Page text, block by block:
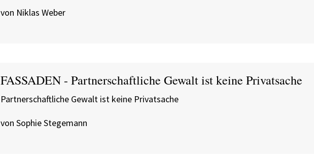
von Niklas Weber
FASSADEN - Partnerschaftliche Gewalt ist keine Privatsache
Partnerschaftliche Gewalt ist keine Privatsache
von Sophie Stegemann